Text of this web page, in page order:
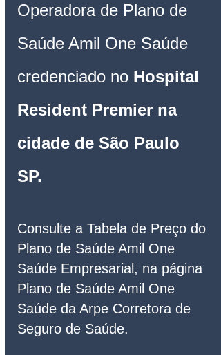
Operadora de Plano de
Saúde Amil One Saúde
credenciado no Hospital
Resident Premier na
cidade de São Paulo
SP.
Consulte a Tabela de Preço do
Plano de Saúde Amil One
Saúde Empresarial, na página
Plano de Saúde Amil One
Saúde da Arpe Corretora de
Seguro de Saúde.